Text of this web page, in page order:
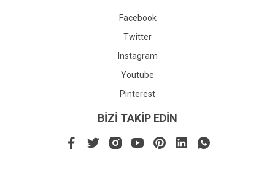
Facebook
Twitter
Instagram
Youtube
Pinterest
BİZİ TAKİP EDİN